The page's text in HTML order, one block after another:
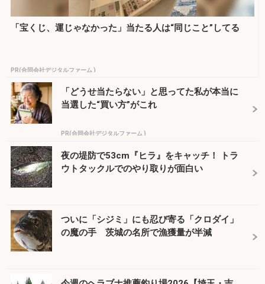
「宝くじ、運じゃなかった」当たる人は“同じこと”してる
PR(合同会社デジタルファーム )
「どうせ当たらない」と思ってた私が本当に
当選した“買い方”がこれ
PR(合同会社デジタルファーム )
夜の堤防で53cm『ヒラ』をキャッチ！ トラ
ウトタックルでのやり取りが面白い
ついに「シジミ」にも忍び寄る「クロダイ」
の魔の手 茨城の名所で漁獲量が半減